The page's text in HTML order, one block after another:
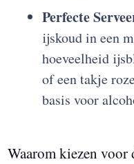
Perfecte
ijskoud in een
hoeveelheid
of een takje
basis voor
Waarom kiezen voor